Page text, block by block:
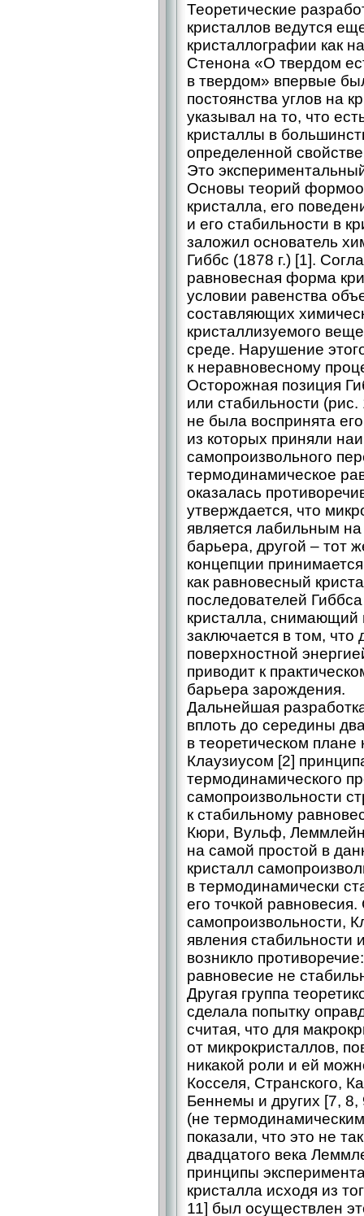
Теоретические
кристаллов ведутся
кристаллографии как
Стенона «О твердом
в твердом» впервые
постоянства углов на
указывал на то, что
кристаллы в
определенной
Это
Основы теорий
кристалла, его
и его стабильности в
заложил основатель
Гиббс (1878 г.) [1].
равновесная форма
условии равенства
составляющих
кристаллизуемого
среде. Нарушение
к неравновесному
Осторожная позиция
или стабильности
не была воспринята
из которых приняли
самопроизвольного
термодинамическое
оказалась
утверждается, что
является лабильным
барьера, другой – ​тот
концепции
как равновесный
последователей
кристалла, снимающий
заключается в том, что
поверхностной
приводит к
барьера зарождения.
Дальнейшая
вплоть до середины
в теоретическом
Клаузиусом [2]
термодинамического
самопроизвольности
к стабильному
Кюри, Вульф, Леммлейн
на самой простой в
кристалл
в термодинамически
его точкой
самопроизвольности,
явления стабильности
возникло
равновесие не
Другая группа
сделала попытку
считая, что для
от микрокристаллов,
никакой роли и ей
Косселя, Странского,
Беннемы и других [7,
(не
показали, что это не
двадцатого века
принципы
кристалла исходя из
11] был осуществлен